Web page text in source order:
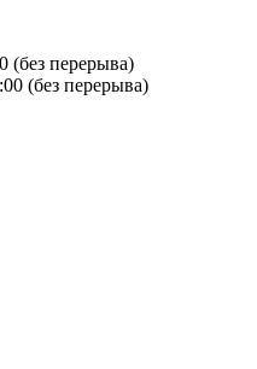
(без перерыва)
(без перерыва)